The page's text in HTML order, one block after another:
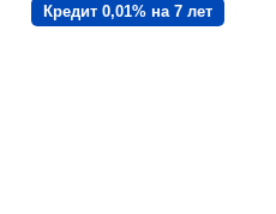
Кредит 0,01% на 7 лет